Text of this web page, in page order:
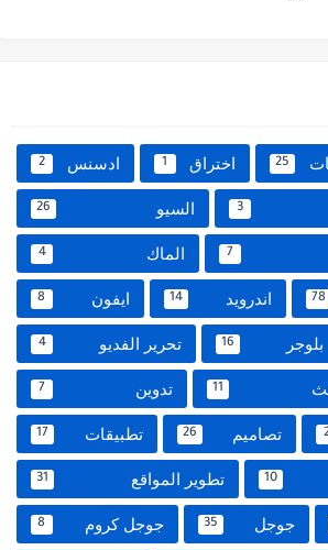
25 اختراق 1 ادسنس 2
3 السيو 26
7 الماك 4
78 اندرويد 14 ايفون 8
بلوجر 16 تحرير الفديو 4
11 تدوين 7
تصاميم 26 تطبيقات 17
10 تطوير المواقع 31
جوجل 35 جوجل كروم 8